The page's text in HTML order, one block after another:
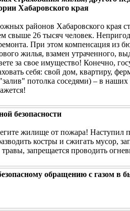
Хабаровского края
районов Хабаровского края
свыше 26 тысяч человек.
При этом компенсация из
жилья, взамен утраченного,
за свое имущество! Конечно,
себя: свой дом, квартиру,
потолка соседями) – в
безопасности
жилище от пожара! Наступил
костры и сжигать мусор,
запрещается проводить
обращению с газом в